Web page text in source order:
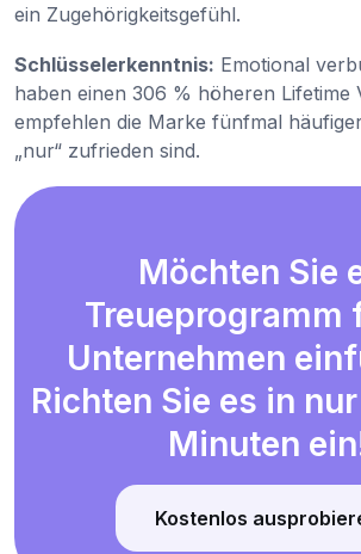
ein Zugehörigkeitsgefühl.
Schlüsselerkenntnis: Emotional
haben einen 306 % höheren Lifetime
empfehlen die Marke fünfmal
„nur“ zufrieden sind.
Möchten Sie
Treueprogramm
Unternehmen
Richten Sie es in
Minuten
Kostenlos